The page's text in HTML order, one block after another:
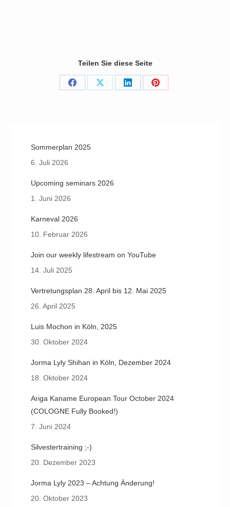
Teilen Sie diese Seite
Share
Share
Share
Share
Sommerplan 2025
6. Juli 2026
Upcoming seminars 2026
1. Juni 2026
Karneval 2026
10. Februar 2026
Join our weekly lifestream on YouTube
14. Juli 2025
Vertretungsplan 28. April bis 12. Mai 2025
26. April 2025
Luis Mochon in Köln, 2025
30. Oktober 2024
Jorma Lyly Shihan in Köln, Dezember 2024
18. Oktober 2024
Ariga Kaname European Tour October 2024
(COLOGNE Fully Booked!)
7. Juni 2024
Silvestertraining ;-)
20. Dezember 2023
Jorma Lyly 2023 – Achtung Änderung!
20. Oktober 2023